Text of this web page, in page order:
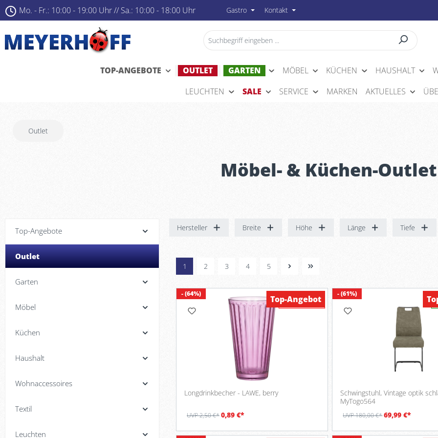
Mo. - Fr.: 10:00 - 19:00 Uhr ­// Sa.: 10:00 - 18:00 Uhr Gastro Kontakt
TOP-ANGEBOTE OUTLET GARTEN MÖBEL KÜCHEN HAUSHALT
LEUCHTEN
SALE SERVICE MARKEN AKTUELLES
Outlet
Möbel- & Küchen-Outlet
Top-Angebote
Outlet
Garten
Möbel
Küchen
Haushalt
Wohnaccessoires
Textil
Leuchten
Hersteller Breite Höhe Länge Tiefe
1 2 3 4 5
- (64%)
Longdrinkbecher - LAWE, berry
UVP 2,50 €*0,89 €*
Werbung
Top-Angebot
- (61%)
Schwingstuhl, Vintage optik
MyTogo564
UVP 180,00 €*69,99 €*